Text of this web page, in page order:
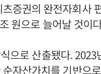
증권의 완전자회사
원으로 늘어날 것이
으로 산출됐다.
자산가치를 기반으